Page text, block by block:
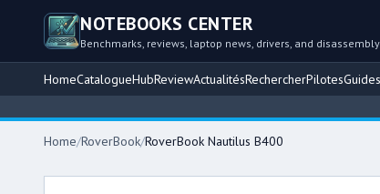
NOTEBOOKS CENTER
Benchmarks, reviews, laptop news, drivers, and
HomeCatalogueHubReviewActualitésRechercherPilotes
Home/RoverBook/RoverBook Nautilus B400